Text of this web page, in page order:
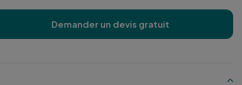
Demander un devis gratuit